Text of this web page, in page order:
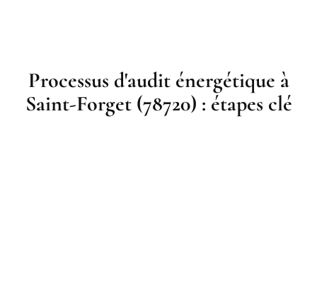
Processus d'audit énergétique à
Saint-Forget (78720) : étapes clé